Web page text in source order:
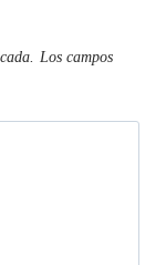
Los campos